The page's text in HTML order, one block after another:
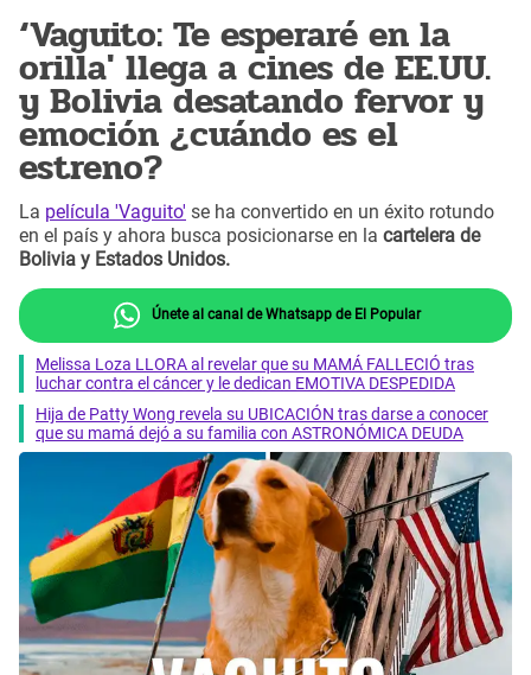
‘Vaguito: Te esperaré en la
orilla' llega a cines de EE.UU.
y Bolivia desatando fervor y
emoción ¿cuándo es el
estreno?
La película 'Vaguito' se ha convertido en un éxito rotundo
en el país y ahora busca posicionarse en la cartelera de
Bolivia y Estados Unidos.
Únete al canal de Whatsapp de El Popular
Melissa Loza LLORA al revelar que su MAMÁ FALLECIÓ tras
luchar contra el cáncer y le dedican EMOTIVA DESPEDIDA
Hija de Patty Wong revela su UBICACIÓN tras darse a conocer
que su mamá dejó a su familia con ASTRONÓMICA DEUDA